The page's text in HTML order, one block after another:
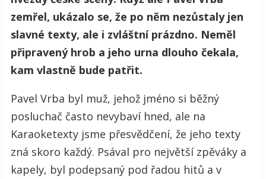
zemřel, ukázalo se, že po něm nezůstaly jen
slavné texty, ale i zvláštní prázdno. Neměl
připravený hrob a jeho urna dlouho čekala,
kam vlastně bude patřit.
Pavel Vrba byl muž, jehož jméno si běžný
posluchač často nevybaví hned, ale na
Karaoketexty jsme přesvědčení, že jeho texty
zná skoro každý. Psával pro největší zpěváky a
kapely, byl podepsaný pod řadou hitů a v